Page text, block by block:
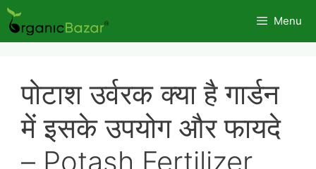
Skip
to
content
Menu
पोटाश उर्वरक क्या है गार्डन
में इसके उपयोग और फायदे
– Potash Fertilizer